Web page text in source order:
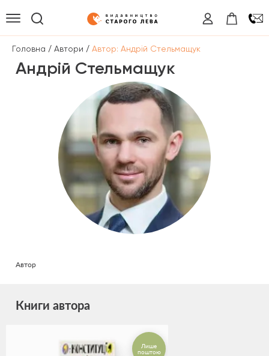
Головна / Автори / Автор: Андрій Стельмащук
Андрій Стельмащук
Автор
Книги автора
Лише
поштою